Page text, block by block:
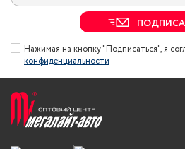
Нажимая на кнопку "Подписаться", я
конфиденциальности